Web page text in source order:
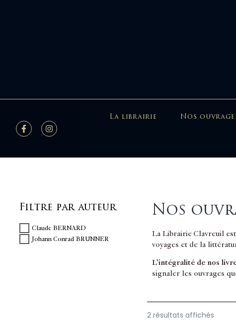
La librairie Nos
Filtre par auteur
Claude BERNARD
Johann Conrad BRUNNER
Nos
La Librairie Clavreuil
voyages et de la
L’intégralité de nos
signaler les ouvrages
2 résultats affichés